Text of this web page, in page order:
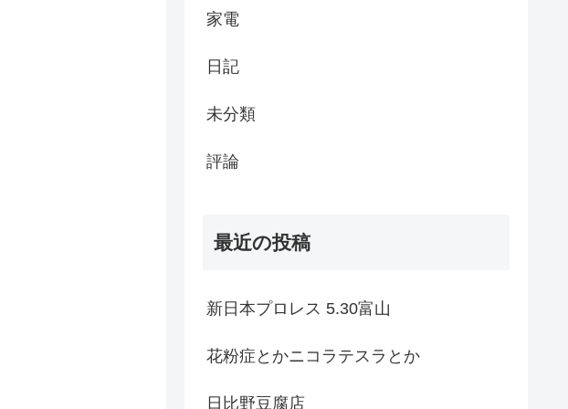
家電
日記
未分類
評論
最近の投稿
新日本プロレス 5.30富山
花粉症とかニコラテスラとか
日比野豆腐店